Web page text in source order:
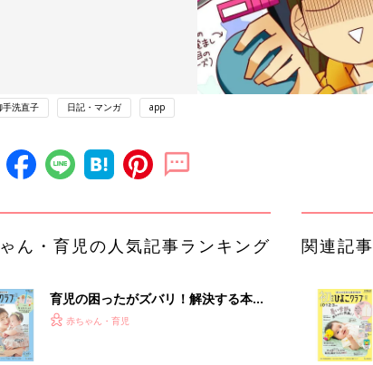
手洗直子 日記・マンガ app
ん・育児の人気記事ランキング
育児の困ったがズバリ！解決する本
『ひよこクラブ 夏号』 4カ月～2才
赤ちゃん・育児
関連記事